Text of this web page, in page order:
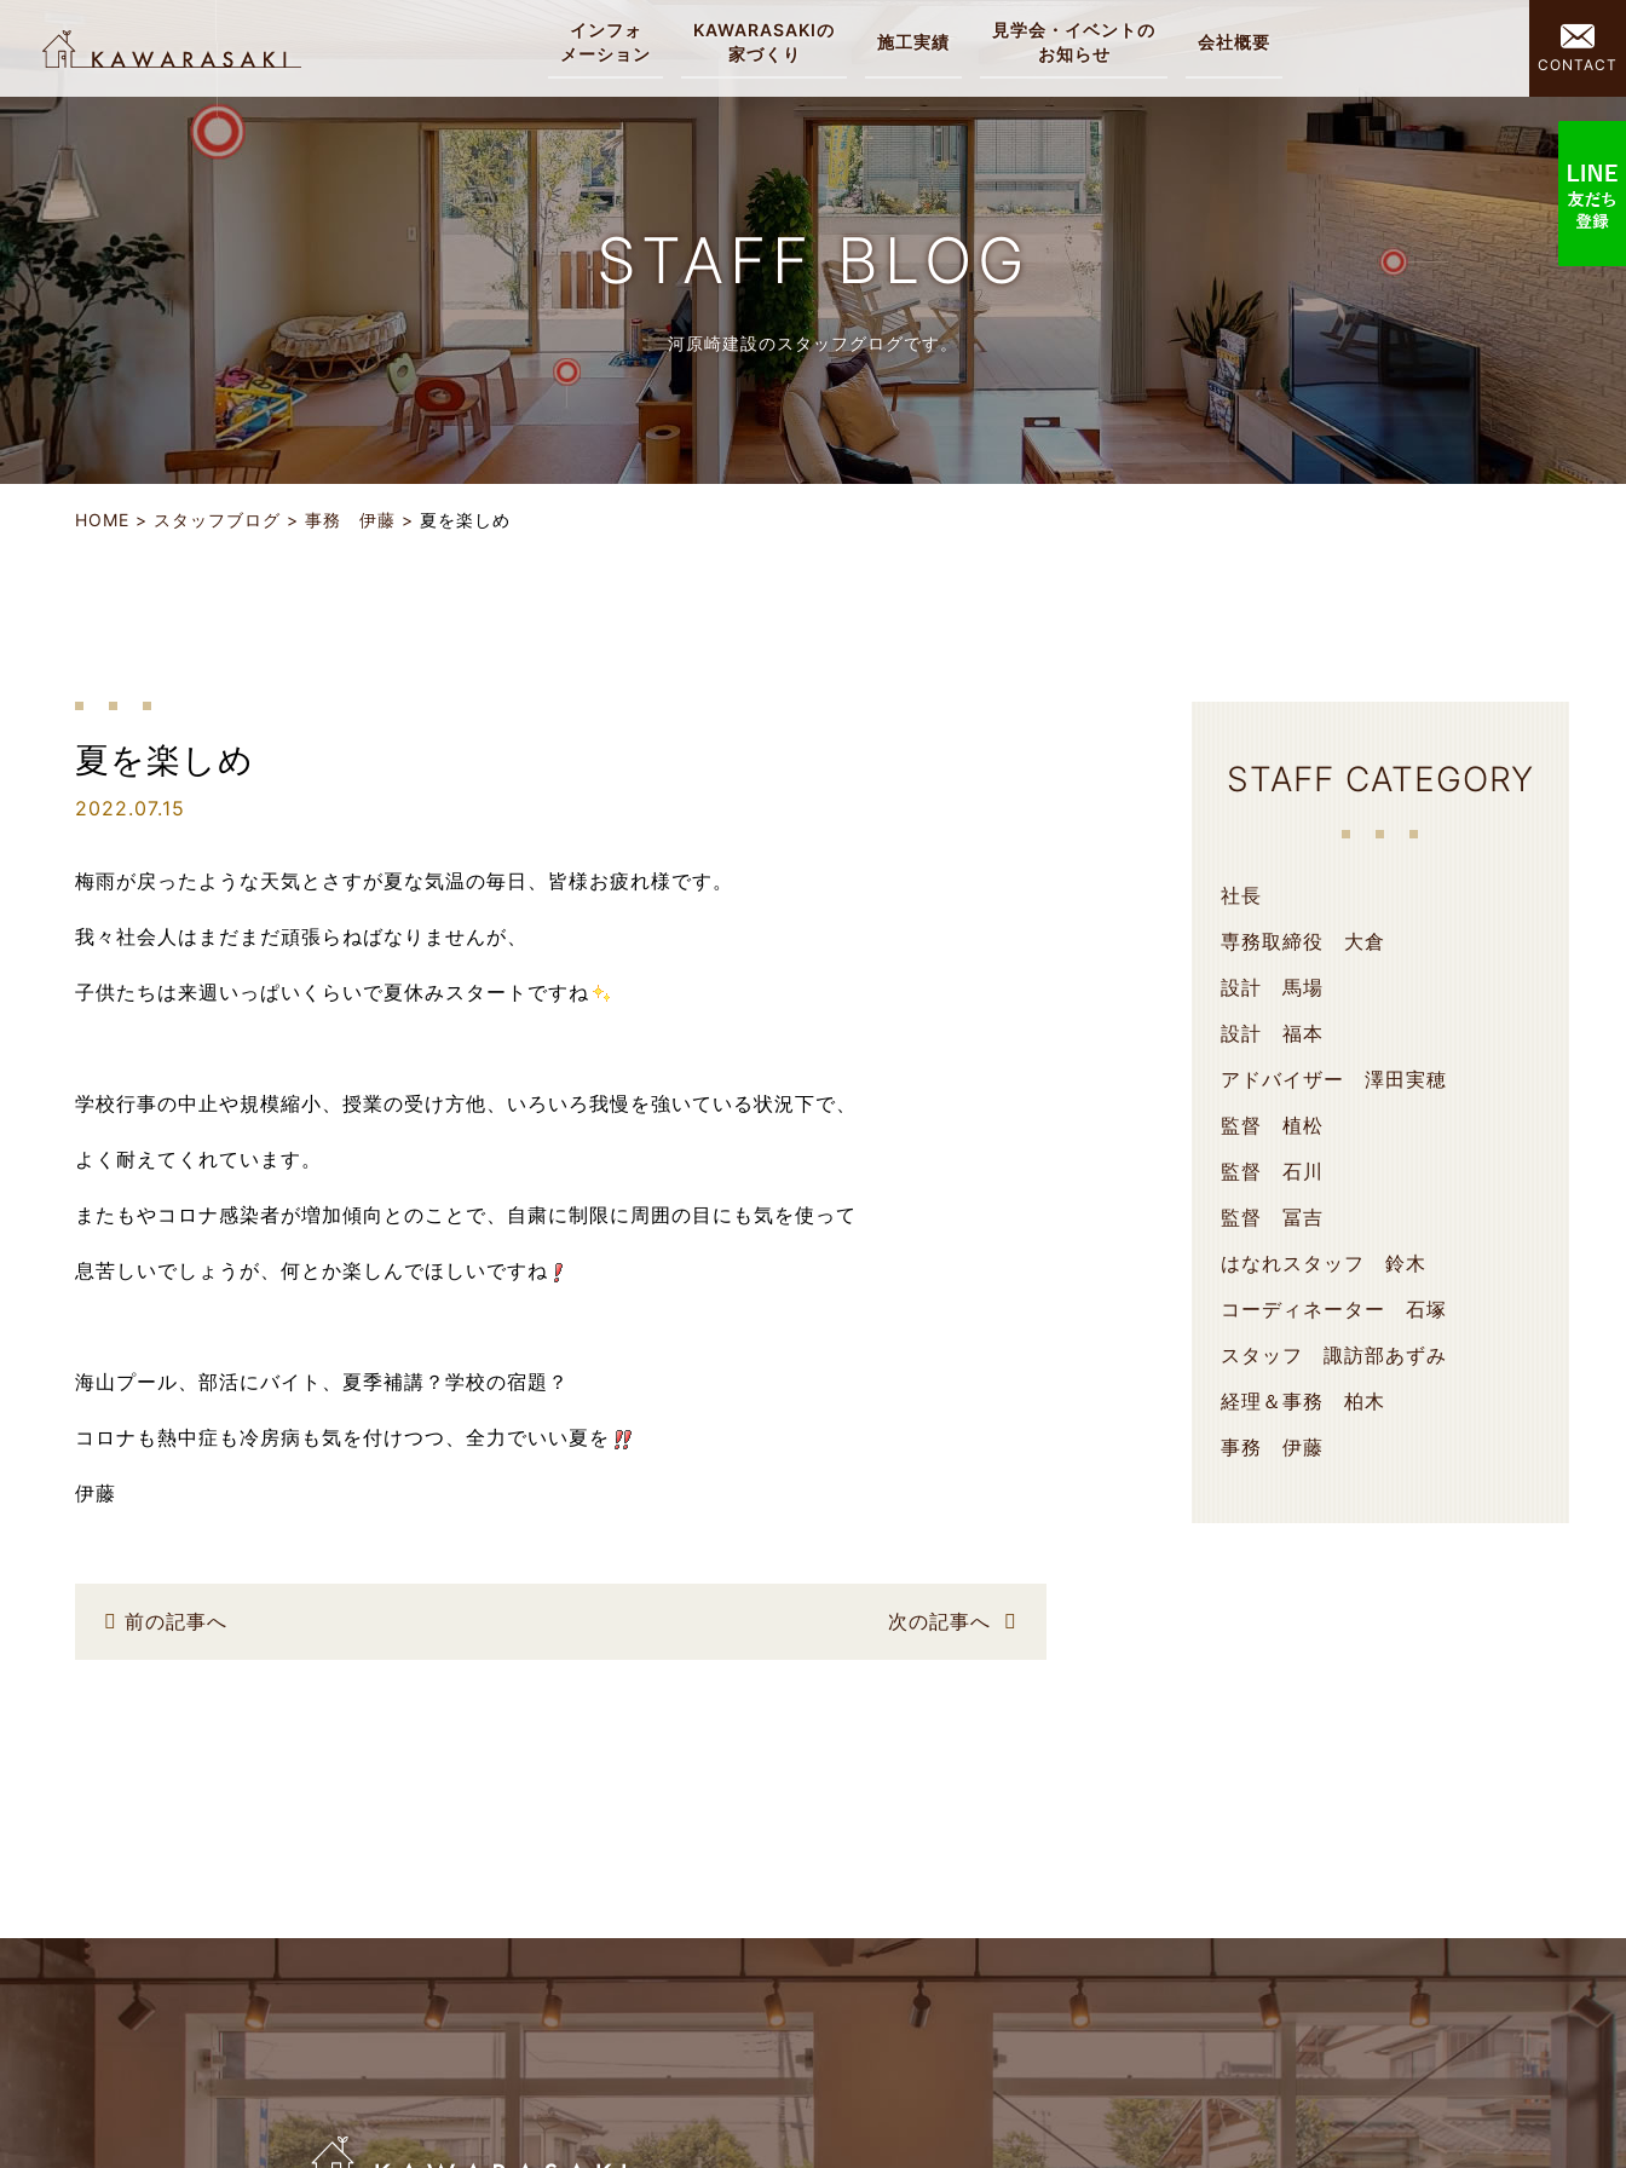
インフォ
メーション
KAWARASAKIの
家づくり
施工実績
見学会・イベントの
お知らせ
会社概要
CONTACT
STAFF BLOG
河原崎建設のスタッフグログです。
HOME スタッフブログ 事務 伊藤 夏を楽しめ
夏を楽しめ
2022.07.15
梅雨が戻ったような天気とさすが夏な気温の毎日、皆様お疲れ様です。
我々社会人はまだまだ頑張らねばなりませんが、
子供たちは来週いっぱいくらいで夏休みスタートですね
学校行事の中止や規模縮小、授業の受け方他、いろいろ我慢を強いている状況下で、
よく耐えてくれています。
またもやコロナ感染者が増加傾向とのことで、自粛に制限に周囲の目にも気を使って
息苦しいでしょうが、何とか楽しんでほしいですね
海山プール、部活にバイト、夏季補講？学校の宿題？
コロナも熱中症も冷房病も気を付けつつ、全力でいい夏を
伊藤
前の記事へ 次の記事へ
STAFF CATEGORY
社長
専務取締役 大倉
設計 馬場
設計 福本
アドバイザー 澤田実穂
監督 植松
監督 石川
監督 冨吉
はなれスタッフ 鈴木
コーディネーター 石塚
スタッフ 諏訪部あずみ
経理＆事務 柏木
事務 伊藤